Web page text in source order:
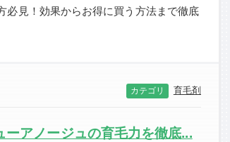
必見！効果からお得に買う方法まで徹底
カテゴリ 育毛剤
ーアノージュの育毛力を徹底...